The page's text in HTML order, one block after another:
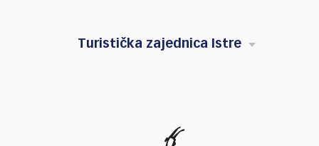
Turistička zajednica Istre